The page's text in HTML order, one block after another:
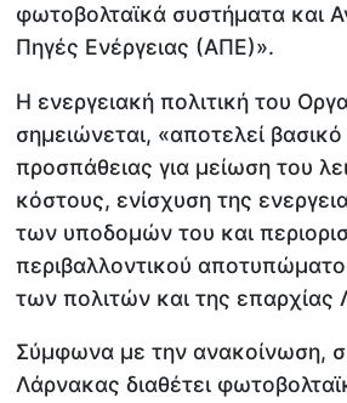
φωτοβολταϊκά συστήματα και
Πηγές Ενέργειας (ΑΠΕ)».
Η ενεργειακή πολιτική του
σημειώνεται, «αποτελεί
προσπάθειας για μείωση του
κόστους, ενίσχυση της
των υποδομών του και
περιβαλλοντικού
των πολιτών και της επαρχίας
Σύμφωνα με την ανακοίνωση,
Λάρνακας διαθέτει